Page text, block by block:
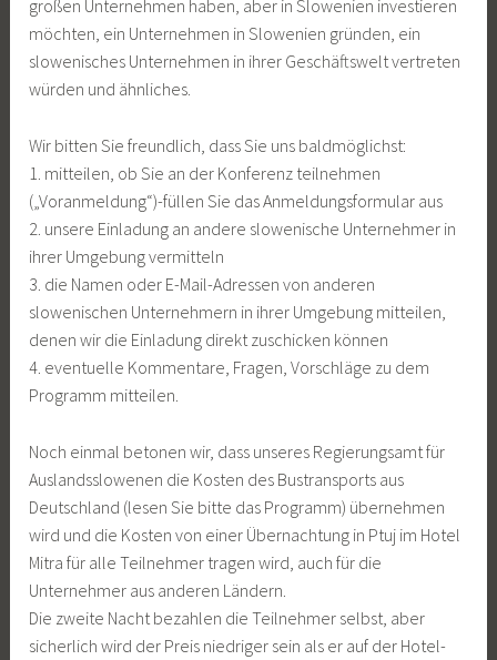
großen Unternehmen haben, aber in Slowenien investieren
möchten, ein Unternehmen in Slowenien gründen, ein
slowenisches Unternehmen in ihrer Geschäftswelt vertreten
würden und ähnliches.
Wir bitten Sie freundlich, dass Sie uns baldmöglichst:
1. mitteilen, ob Sie an der Konferenz teilnehmen
(„Voranmeldung“)-füllen Sie das Anmeldungsformular aus
2. unsere Einladung an andere slowenische Unternehmer in
ihrer Umgebung vermitteln
3. die Namen oder E-Mail-Adressen von anderen
slowenischen Unternehmern in ihrer Umgebung mitteilen,
denen wir die Einladung direkt zuschicken können
4. eventuelle Kommentare, Fragen, Vorschläge zu dem
Programm mitteilen.
Noch einmal betonen wir, dass unseres Regierungsamt für
Auslandsslowenen die Kosten des Bustransports aus
Deutschland (lesen Sie bitte das Programm) übernehmen
wird und die Kosten von einer Übernachtung in Ptuj im Hotel
Mitra für alle Teilnehmer tragen wird, auch für die
Unternehmer aus anderen Ländern.
Die zweite Nacht bezahlen die Teilnehmer selbst, aber
sicherlich wird der Preis niedriger sein als er auf der Hotel-